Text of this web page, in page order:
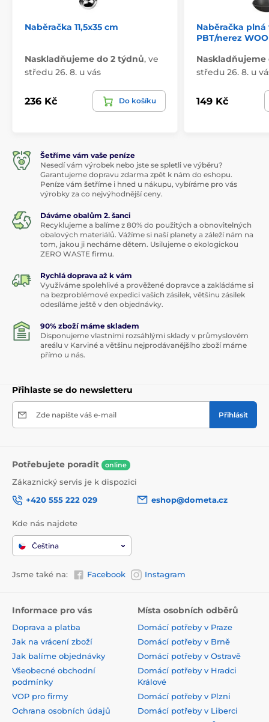
Naběračka 11,5x35 cm
Naskladňujeme do 2 týdnů, ve
středu 26. 8. u vás
236 Kč Do košíku
Naběračka
PBT/nerez
Naskladňujeme
středu 26. 8. u
149 Kč
Šetříme vám vaše peníze
Nesedí vám výrobek nebo jste se spletli ve výběru?
Garantujeme dopravu zdarma zpět k nám do eshopu.
Peníze vám šetříme i hned u nákupu, vybíráme pro vás
výrobky za co nejvýhodnější ceny.
Dáváme obalům 2. šanci
Recyklujeme a balíme z 80% do použitých a obnovitelných
obalových materiálů. Vážíme si naší planety a záleží nám na
tom, jakou ji necháme dětem. Usilujeme o ekologickou
ZERO WASTE firmu.
Rychlá doprava až k vám
Využíváme spolehlivé a prověžené dopravce a zakládáme si
na bezproblémové expedici vašich zásilek, většinu zásilek
odesíláme ještě v den objednávky.
90% zboží máme skladem
Disponujeme vlastními rozsáhlými sklady v průmyslovém
areálu v Karviné a většinu nejprodávanějšího zboží máme
přímo u nás.
Přihlaste se do newsletteru
Zde napište váš e-mail Přihlásit
Potřebujete poradit online
Zákaznický servis je k dispozici
+420 555 222 029
eshop@dometa.cz
Kde nás najdete
Čeština
Jsme také na: Facebook Instagram
Informace pro vás
Doprava a platba
Jak na vrácení zboží
Jak balíme objednávky
Všeobecné obchodní
podmínky
VOP pro firmy
Ochrana osobních údajů
Místa osobních odběrů
Domácí potřeby v Praze
Domácí potřeby v Brně
Domácí potřeby v Ostravě
Domácí potřeby v Hradci
Králové
Domácí potřeby v Plzni
Domácí potřeby v Liberci